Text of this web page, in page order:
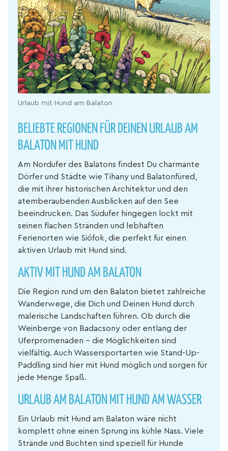
Urlaub mit Hund am Balaton
BELIEBTE REGIONEN FÜR DEINEN URLAUB AM
BALATON MIT HUND
Am Nordufer des Balatons findest Du charmante
Dörfer und Städte wie Tihany und Balatonfüred,
die mit ihrer historischen Architektur und den
atemberaubenden Ausblicken auf den See
beeindrucken. Das Südufer hingegen lockt mit
seinen flachen Stränden und lebhaften
Ferienorten wie Siófok, die perfekt für einen
aktiven Urlaub mit Hund sind.
AKTIV MIT HUND AM BALATON
Die Region rund um den Balaton bietet zahlreiche
Wanderwege, die Dich und Deinen Hund durch
malerische Landschaften führen. Ob durch die
Weinberge von Badacsony oder entlang der
Uferpromenaden – die Möglichkeiten sind
vielfältig. Auch Wassersportarten wie Stand-Up-
Paddling sind hier mit Hund möglich und sorgen für
jede Menge Spaß.
URLAUB AM BALATON MIT HUND AM WASSER
Ein Urlaub mit Hund am Balaton wäre nicht
komplett ohne einen Sprung ins kühle Nass. Viele
Strände und Buchten sind speziell für Hunde